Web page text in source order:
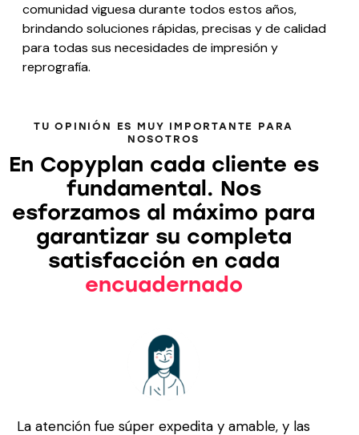
comunidad viguesa durante todos estos años,
brindando soluciones rápidas, precisas y de calidad
para todas sus necesidades de impresión y
reprografía.
TU OPINIÓN ES MUY IMPORTANTE PARA
NOSOTROS
En Copyplan cada cliente es
fundamental. Nos
esforzamos al máximo para
garantizar su completa
satisfacción en cadaen
impresiones de primera calidad.